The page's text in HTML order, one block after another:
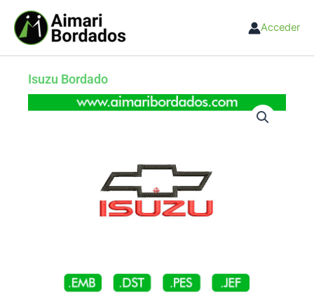
contenido
Acceder
Isuzu Bordado